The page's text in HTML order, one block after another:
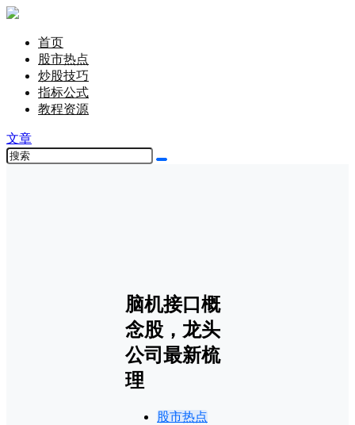
首页
股市热点
炒股技巧
指标公式
教程资源
文章
脑机接口概
念股，龙头
公司最新梳
理
股市热点